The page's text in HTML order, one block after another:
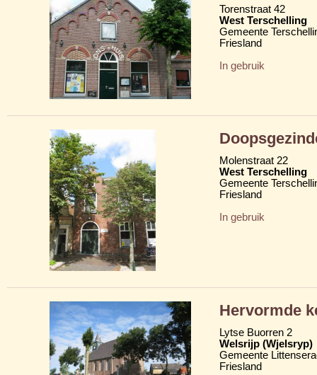
Torenstraat 42
West Terschelling
Gemeente
Friesland
In gebruik
Molenstraat 22
West Terschelling
Gemeente
Friesland
In gebruik
Hervormde
Lytse Buorren 2
Welsrijp (Wjelsryp)
Gemeente
Friesland